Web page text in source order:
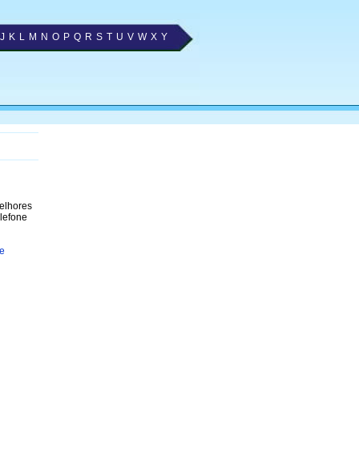
J K L M N O P Q R S T U V W X Y